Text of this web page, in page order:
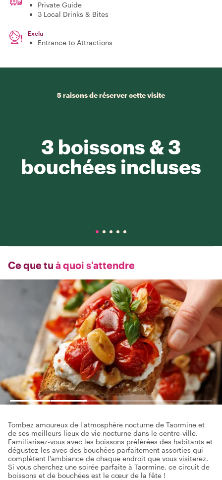
Private Guide
3 Local Drinks & Bites
Exclu
Entrance to Attractions
5 raisons de réserver cette visite
3 boissons & 3
bouchées incluses
Ce que tu à quoi s'attendre
Tombez amoureux de l'atmosphère nocturne de Taormine et
de ses meilleurs lieux de vie nocturne dans le centre-ville.
Familiarisez-vous avec les boissons préférées des habitants et
dégustez-les avec des bouchées parfaitement assorties qui
complètent l'ambiance de chaque endroit que vous visiterez.
Si vous cherchez une soirée parfaite à Taormine, ce circuit de
boissons et de bouchées est le cœur de la fête !